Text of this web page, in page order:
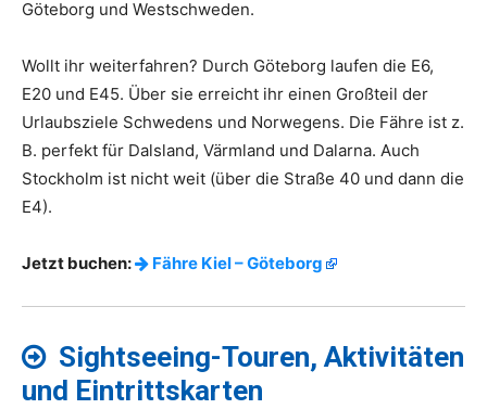
Göteborg und Westschweden.
Wollt ihr weiterfahren? Durch Göteborg laufen die E6,
E20 und E45. Über sie erreicht ihr einen Großteil der
Urlaubsziele Schwedens und Norwegens. Die Fähre ist z.
B. perfekt für Dalsland, Värmland und Dalarna. Auch
Stockholm ist nicht weit (über die Straße 40 und dann die
E4).
Jetzt buchen: Fähre Kiel – Göteborg
Sightseeing-Touren, Aktivitäten
und Eintrittskarten